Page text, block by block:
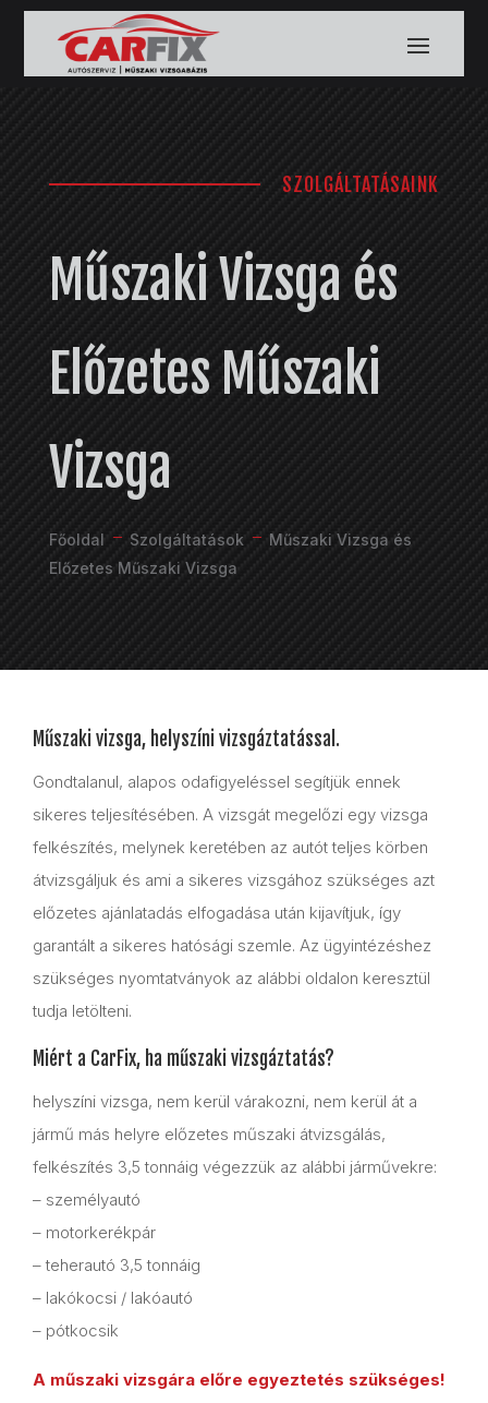
SZOLGÁLTATÁSAINK
Műszaki Vizsga és
Előzetes Műszaki
Vizsga
Főoldal K Szolgáltatások K Műszaki Vizsga és
Előzetes Műszaki Vizsga
Műszaki vizsga, helyszíni vizsgáztatással.
Gondtalanul, alapos odafigyeléssel segítjük ennek
sikeres teljesítésében. A vizsgát megelőzi egy vizsga
felkészítés, melynek keretében az autót teljes körben
átvizsgáljuk és ami a sikeres vizsgához szükséges azt
előzetes ajánlatadás elfogadása után kijavítjuk, így
garantált a sikeres hatósági szemle. Az ügyintézéshez
szükséges nyomtatványok az alábbi oldalon keresztül
tudja letölteni.
Miért a CarFix, ha műszaki vizsgáztatás?
helyszíni vizsga, nem kerül várakozni, nem kerül át a
jármű más helyre előzetes műszaki átvizsgálás,
felkészítés 3,5 tonnáig végezzük az alábbi járművekre:
– személyautó
– motorkerékpár
– teherautó 3,5 tonnáig
– lakókocsi / lakóautó
– pótkocsik
A műszaki vizsgára előre egyeztetés szükséges!